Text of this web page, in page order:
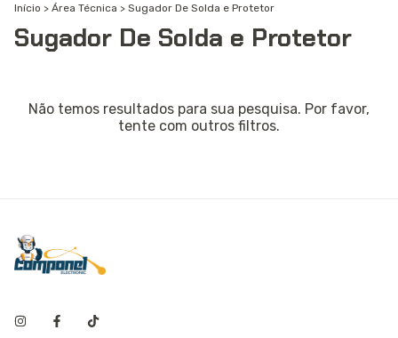
Início > Área Técnica > Sugador De Solda e Protetor
Sugador De Solda e Protetor
Não temos resultados para sua pesquisa. Por favor,
tente com outros filtros.